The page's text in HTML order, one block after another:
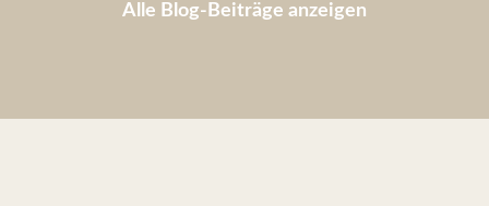
Alle Blog-Beiträge anzeigen